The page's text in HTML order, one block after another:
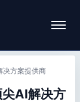
决方案提供商
AI解决方